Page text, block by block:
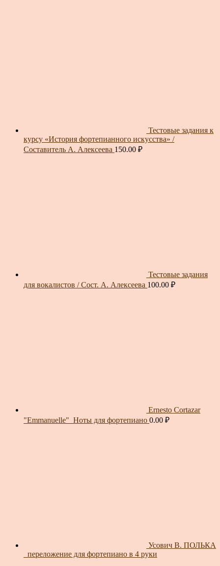
Тестовые задания к
курсу «История фортепианного искусства» /
Составитель А. Алексеева 150.00 ₽
Тестовые задания
для вокалистов / Сост. А. Алексеева 100.00 ₽
Ernesto Cortazar
"Emmanuelle"_Ноты для фортепиано 0.00 ₽
Усович В. ПОЛЬКА
_переложение для фортепиано в 4 руки